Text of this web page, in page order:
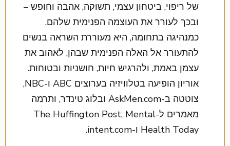
של ריפוי, ביטחון עצמי, תשוקה, אהבה וחופש –
ובכך לעורר את העוצמה הפנימית שלהם.
כמנהיגה בתחומה, היא מעוררת השראה בנשים
להתעורר אל האלה הפנימית שבהן, לאהוב את
עצמן באמת, ולהרגיש חיות, חושניות ובטוחות.
אוריון הופיעה בטלוויזיה בערוצים ABC ו-NBC,
צוטטה ב-AskMen.com ובלוג טינדר, ותרמה
מאמרים ל-The Huffington Post, Mental
Health Today ו-intent.com.